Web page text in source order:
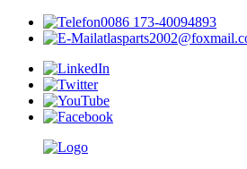
0086 173-40094893